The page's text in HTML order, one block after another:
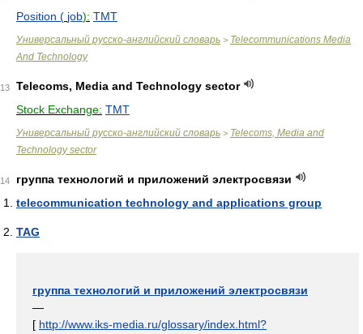
Position ( job): TMT
Универсальный русско-английский словарь > Telecommunications Media
And Technology
13
Telecoms, Media and Technology sector
Stock Exchange: TMT
Универсальный русско-английский словарь > Telecoms, Media and
Technology sector
14
группа технологий и приложений электросвязи
telecommunication technology and applications group
TAG
группа технологий и приложений электросвязи
—
[ http://www.iks-media.ru/glossary/index.html?